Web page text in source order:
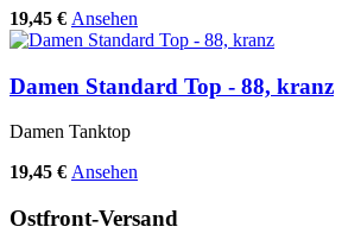
19,45 € Ansehen
Damen Standard Top - 88, kranz
Damen Tanktop
19,45 € Ansehen
Ostfront-Versand